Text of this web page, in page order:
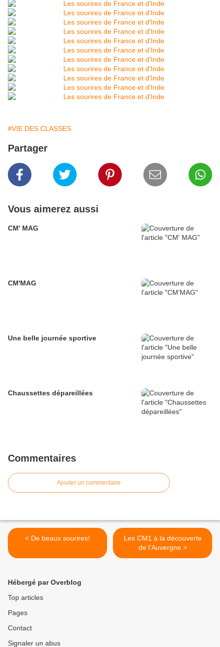
#VIE DES CLASSES
Partager
Vous aimerez aussi
CM' MAG
CM'MAG
Une belle journée sportive
Chaussettes dépareillées
Commentaires
Ajouter un commentaire
< De beaux sourires!
Les CM1 à la découverte
de l'Auvergne >
Hébergé par Overblog
Top articles
Pages
Contact
Signaler un abus